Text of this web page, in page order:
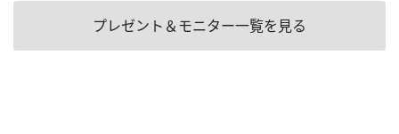
プレゼント＆モニター一覧を見る